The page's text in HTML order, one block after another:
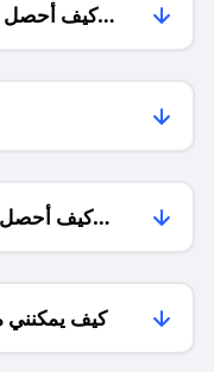
كيف أحصل
كيف أحصل
كيف يمكنني